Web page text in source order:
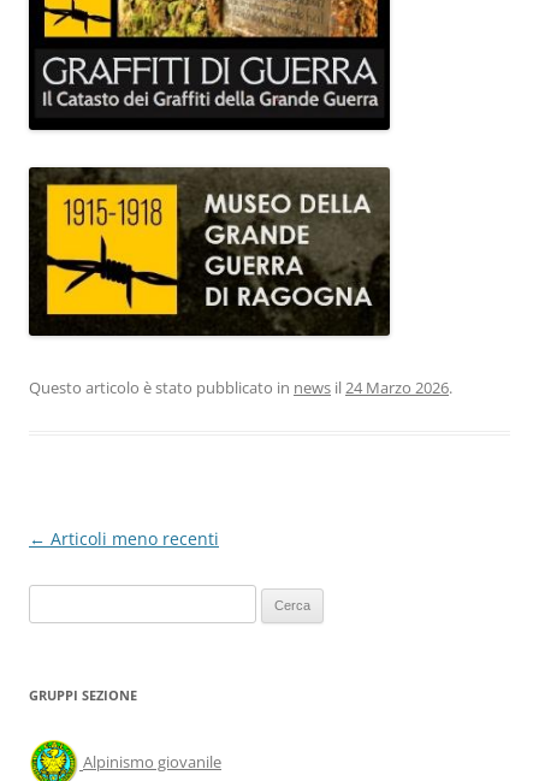
Questo articolo è stato pubblicato in news il24 Marzo 2026.
← Articoli meno recenti
per:
GRUPPI SEZIONE
Alpinismo giovanile